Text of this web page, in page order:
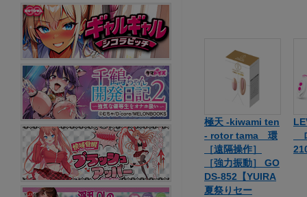
極天 -kiwami ten
- rotor tama 環
［遠隔操作］
［強力振動］ GO
DS-852【YUIRA
夏祭りセー